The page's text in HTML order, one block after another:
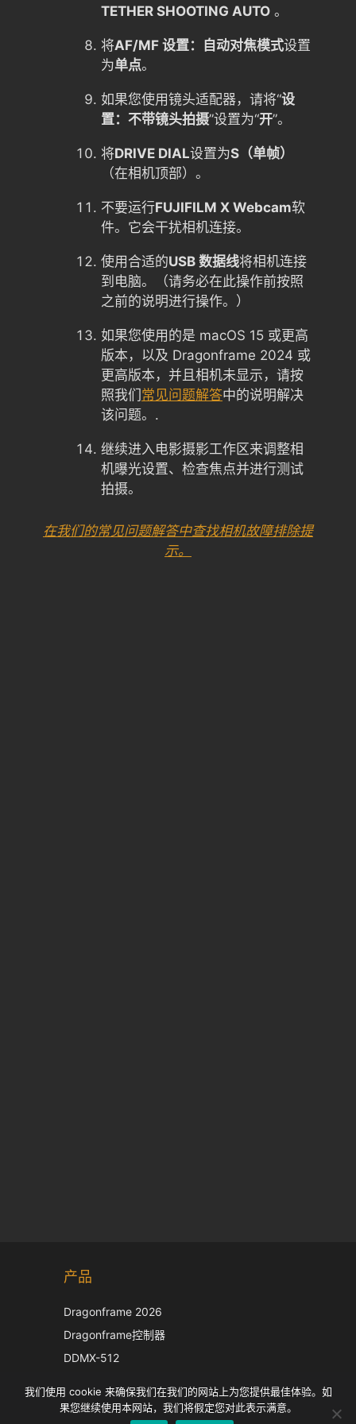
TETHER SHOOTING AUTO 。
将AF/MF 设置：自动对焦模式设置
为单点。
如果您使用镜头适配器，请将“设
置：不带镜头拍摄”设置为“开”。
将DRIVE DIAL设置为S（单帧）
（在相机顶部）。
不要运行FUJIFILM X Webcam软
件。它会干扰相机连接。
使用合适的USB 数据线将相机连接
到电脑。（请务必在此操作前按照
之前的说明进行操作。）
如果您使用的是 macOS 15 或更高
版本，以及 Dragonframe 2024 或
更高版本，并且相机未显示，请按
照我们 常见问题解答中的说明解决
该问题。.
继续进入电影摄影工作区来调整相
机曝光设置、检查焦点并进行测试
拍摄。
在我们的常见问题解答中查找相机故障排除提
示。
产品
Dragonframe 2026
Dragonframe控制器
DDMX-512
EOS LV 校正帽
我们使用 cookie 来确保我们在我们的网站上为您提供最佳体验。如
果您继续使用本网站，我们将假定您对此表示满意。
English